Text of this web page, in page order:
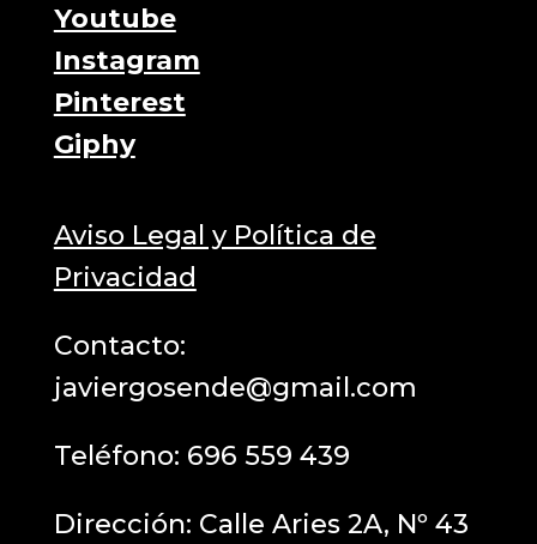
Youtube
Instagram
Pinterest
Giphy
Aviso Legal y Política de
Privacidad
Contacto:
javiergosende@gmail.com
Teléfono: 696 559 439
Dirección: Calle Aries 2A, Nº 43